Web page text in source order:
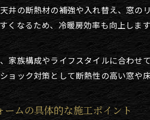
リフォー
窓やドア
大分市で
断熱リフ
リフォー
補助金活用で
防寒リフ
井の断熱材の補強や入れ替え、窓
くなるため、冷暖房効率も向上し
家族構成やライフスタイルに合わ
ョック対策として断熱性の高い窓や
ームの具体的な施工ポイント